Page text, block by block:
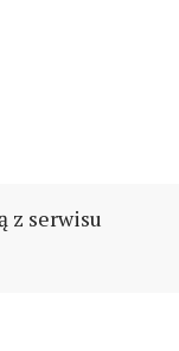
z serwisu